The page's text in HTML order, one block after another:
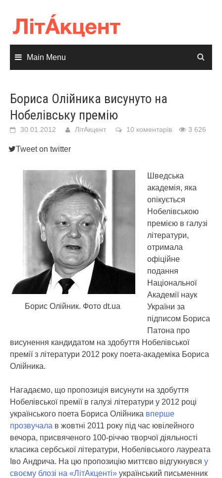
content
Main Menu
Бориса Олійника висунуто на
Нобелівську премію
30.01.2012 ЛітАкцент 10 коментарів 3 626
Tweet on twitter
Борис Олійник. Фото dt.ua
Шведська
академія, яка
опікується
Нобелівською
премією в галузі
літератури,
отримала
офіційне
подання
Національної
Академії наук
України за
підписом Бориса
Патона про
висунення кандидатом на здобуття Нобелівської
премії з літератури 2012 року поета-академіка Бориса
Олійника.
Нагадаємо, що пропозиція висунути на здобуття
Нобелівської премії в галузі літератури у 2012 році
українського поета Бориса Олійника вперше
прозвучала в жовтні 2011 року під час ювілейного
вечора, присвяченого 100-річчю творчої діяльності
класика сербської літератури, Нобелівського лауреата
Іво Андрича. На цю пропозицію миттєво відгукнувся у
своєму блозі на «ЛітАкценті» український письменник